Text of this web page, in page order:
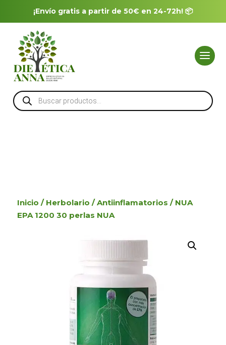
¡Envío gratis a partir de 50€ en 24-72h! 📦
Búsqueda
de
productos
Inicio / Herbolario /Antiinflamatorios / NUA
EPA 1200 30 perlas NUA